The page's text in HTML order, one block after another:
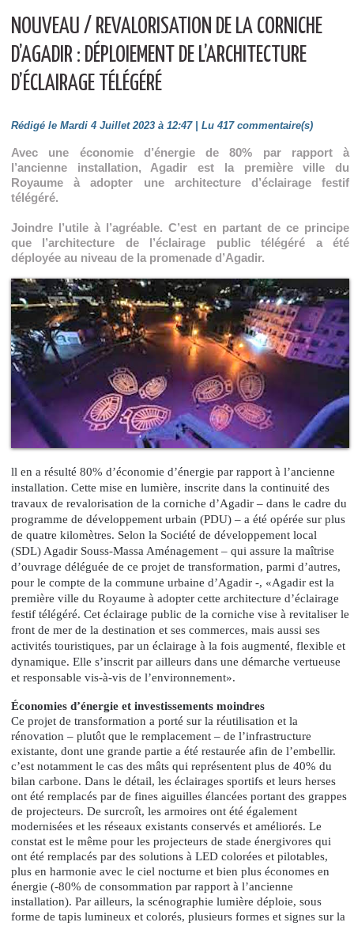
NOUVEAU / REVALORISATION DE LA CORNICHE
D’AGADIR : DÉPLOIEMENT DE L’ARCHITECTURE
D’ÉCLAIRAGE TÉLÉGÉRÉ
Rédigé le Mardi 4 Juillet 2023 à 12:47 | Lu 417 commentaire(s)
Avec une économie d’énergie de 80% par rapport à
l’ancienne installation, Agadir est la première ville du
Royaume à adopter une architecture d’éclairage festif
télégéré.
Joindre l’utile à l’agréable. C’est en partant de ce principe
que l’architecture de l’éclairage public télégéré a été
déployée au niveau de la promenade d’Agadir.
ll en a résulté 80% d’économie d’énergie par rapport à l’ancienne
installation. Cette mise en lumière, inscrite dans la continuité des
travaux de revalorisation de la corniche d’Agadir – dans le cadre du
programme de développement urbain (PDU) – a été opérée sur plus
de quatre kilomètres. Selon la Société de développement local
(SDL) Agadir Souss-Massa Aménagement – qui assure la maîtrise
d’ouvrage déléguée de ce projet de transformation, parmi d’autres,
pour le compte de la commune urbaine d’Agadir -, «Agadir est la
première ville du Royaume à adopter cette architecture d’éclairage
festif télégéré. Cet éclairage public de la corniche vise à revitaliser le
front de mer de la destination et ses commerces, mais aussi ses
activités touristiques, par un éclairage à la fois augmenté, flexible et
dynamique. Elle s’inscrit par ailleurs dans une démarche vertueuse
et responsable vis-à-vis de l’environnement».
Économies d’énergie et investissements moindres
Ce projet de transformation a porté sur la réutilisation et la
rénovation – plutôt que le remplacement – de l’infrastructure
existante, dont une grande partie a été restaurée afin de l’embellir.
c’est notamment le cas des mâts qui représentent plus de 40% du
bilan carbone. Dans le détail, les éclairages sportifs et leurs herses
ont été remplacés par de fines aiguilles élancées portant des grappes
de projecteurs. De surcroît, les armoires ont été également
modernisées et les réseaux existants conservés et améliorés. Le
constat est le même pour les projecteurs de stade énergivores qui
ont été remplacés par des solutions à LED colorées et pilotables,
plus en harmonie avec le ciel nocturne et bien plus économes en
énergie (-80% de consommation par rapport à l’ancienne
installation). Par ailleurs, la scénographie lumière déploie, sous
forme de tapis lumineux et colorés, plusieurs formes et signes sur la